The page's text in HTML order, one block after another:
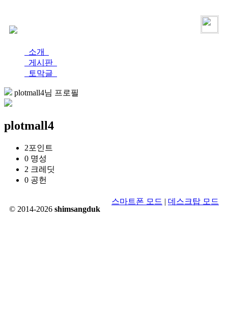
소개
게시판
토막글
plotmall4님 프로필
plotmall4
2포인트
0 명성
2 크레딧
0 공헌
© 2014-2026 shimsangduk
스마트폰 모드 | 데스크탑 모드